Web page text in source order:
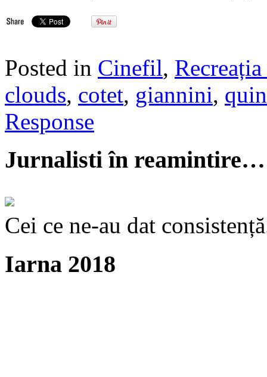
Posted in Cinefil,
clouds, cotet, giannini,
Response
Jurnalisti în reamintire…
Cei ce ne-au dat
Iarna 2018